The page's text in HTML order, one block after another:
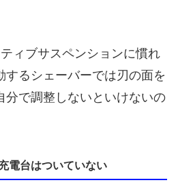
ィブサスペンションに慣れ
するシェーバーでは刃の面を
分で調整しないといけないの
電台はついていない